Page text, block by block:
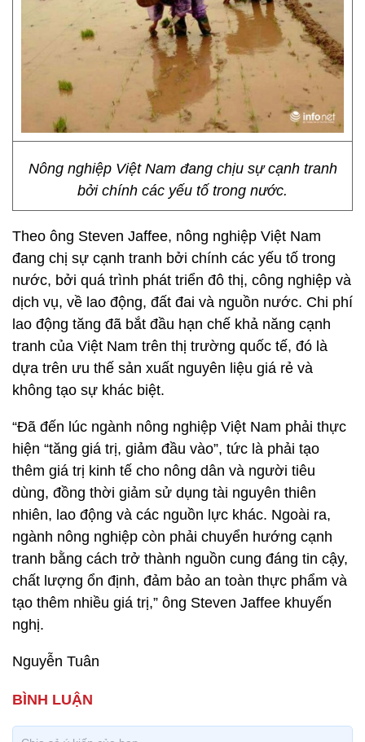
Nông nghiệp Việt Nam đang chịu sự cạnh tranh
bởi chính các yếu tố trong nước.
Theo ông Steven Jaffee, nông nghiệp Việt Nam
đang chị sự cạnh tranh bởi chính các yếu tố trong
nước, bởi quá trình phát triển đô thị, công nghiệp và
dịch vụ, về lao động, đất đai và nguồn nước. Chi phí
lao động tăng đã bắt đầu hạn chế khả năng cạnh
tranh của Việt Nam trên thị trường quốc tế, đó là
dựa trên ưu thế sản xuất nguyên liệu giá rẻ và
không tạo sự khác biệt.
“Đã đến lúc ngành nông nghiệp Việt Nam phải thực
hiện “tăng giá trị, giảm đầu vào”, tức là phải tạo
thêm giá trị kinh tế cho nông dân và người tiêu
dùng, đồng thời giảm sử dụng tài nguyên thiên
nhiên, lao động và các nguồn lực khác. Ngoài ra,
ngành nông nghiệp còn phải chuyển hướng cạnh
tranh bằng cách trở thành nguồn cung đáng tin cậy,
chất lượng ổn định, đảm bảo an toàn thực phẩm và
tạo thêm nhiều giá trị,” ông Steven Jaffee khuyến
nghị.
Nguyễn Tuân